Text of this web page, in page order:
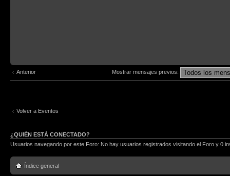
Anterior Mostrar mensajes previos:
Volver a Eventos
¿QUIÉN ESTÁ CONECTADO?
Usuarios navegando por este Foro: No hay usuarios registrados visitando el Foro y 0
Índice general